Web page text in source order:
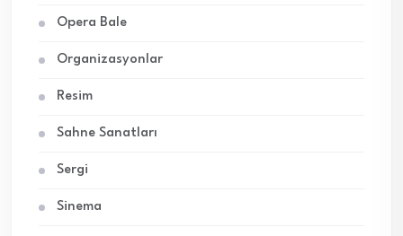
Opera Bale
Organizasyonlar
Resim
Sahne Sanatları
Sergi
Sinema